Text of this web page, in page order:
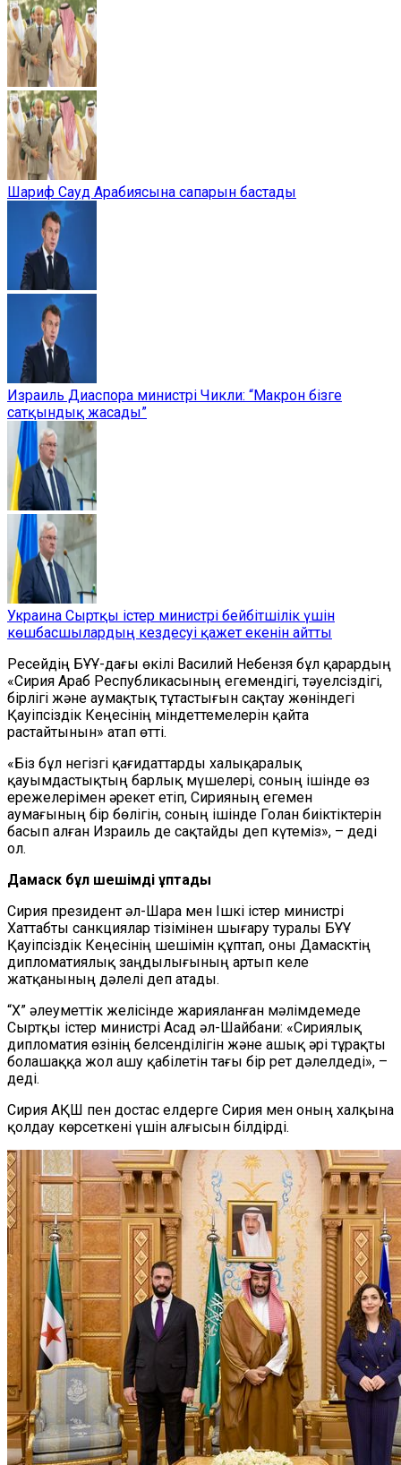
Шариф Сауд Арабиясына сапарын бастады
Израиль Диаспора министрі Чикли: “Макрон бізге
сатқындық жасады”
Украина Сыртқы істер министрі бейбітшілік үшін
көшбасшылардың кездесуі қажет екенін айтты
Ресейдің БҰҰ-дағы өкілі Василий Небензя бұл қарардың
«Сирия Араб Республикасының егемендігі, тәуелсіздігі,
бірлігі және аумақтық тұтастығын сақтау жөніндегі
Қауіпсіздік Кеңесінің міндеттемелерін қайта
растайтынын» атап өтті.
«Біз бұл негізгі қағидаттарды халықаралық
қауымдастықтың барлық мүшелері, соның ішінде өз
ережелерімен әрекет етіп, Сирияның егемен
аумағының бір бөлігін, соның ішінде Голан биіктіктерін
басып алған Израиль де сақтайды деп күтеміз», – деді
ол.
Дамаск бұл шешімді құптады
Сирия президент әл-Шара мен Ішкі істер министрі
Хаттабты санкциялар тізімінен шығару туралы БҰҰ
Қауіпсіздік Кеңесінің шешімін құптап, оны Дамасктің
дипломатиялық заңдылығының артып келе
жатқанының дәлелі деп атады.
“X” әлеуметтік желісінде жарияланған мәлімдемеде
Сыртқы істер министрі Асад әл-Шайбани: «Сириялық
дипломатия өзінің белсенділігін және ашық әрі тұрақты
болашаққа жол ашу қабілетін тағы бір рет дәлелдеді», –
деді.
Сирия АҚШ пен достас елдерге Сирия мен оның халқына
қолдау көрсеткені үшін алғысын білдірді.